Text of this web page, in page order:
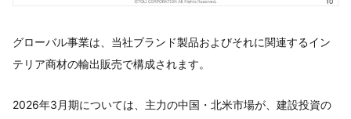
グローバル事業は、当社ブランド製品およびそれに関連するイン
テリア商材の輸出販売で構成されます。
2026年3月期については、主力の中国・北米市場が、建設投資の